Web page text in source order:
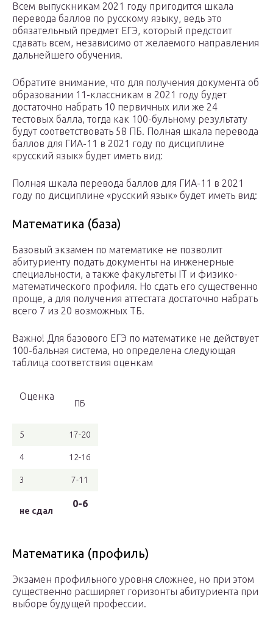
Всем выпускникам 2021 году пригодится шкала
перевода баллов по русскому языку, ведь это
обязательный предмет ЕГЭ, который предстоит
сдавать всем, независимо от желаемого направления
дальнейшего обучения.
Обратите внимание, что для получения документа об
образовании 11-классникам в 2021 году будет
достаточно набрать 10 первичных или же 24
тестовых балла, тогда как 100-бульному результату
будут соответствовать 58 ПБ. Полная шкала перевода
баллов для ГИА-11 в 2021 году по дисциплине
«русский язык» будет иметь вид:
Полная шкала перевода баллов для ГИА-11 в 2021
году по дисциплине «русский язык» будет иметь вид:
Математика (база)
Базовый экзамен по математике не позволит
абитуриенту подать документы на инженерные
специальности, а также факультеты IT и физико-
математического профиля. Но сдать его существенно
проще, а для получения аттестата достаточно набрать
всего 7 из 20 возможных ТБ.
Важно! Для базового ЕГЭ по математике не действует
100-бальная система, но определена следующая
таблица соответствия оценкам
Оценка
ПБ
5 17-20
4 12-16
3 7-11
не сдал
0-6
Математика (профиль)
Экзамен профильного уровня сложнее, но при этом
существенно расширяет горизонты абитуриента при
выборе будущей профессии.